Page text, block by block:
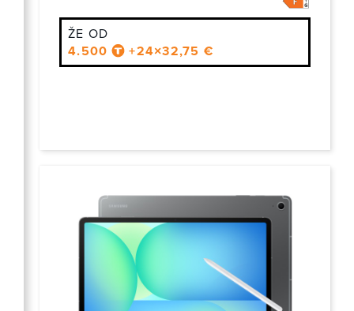
ŽE OD
4.500
+24×32,75 €